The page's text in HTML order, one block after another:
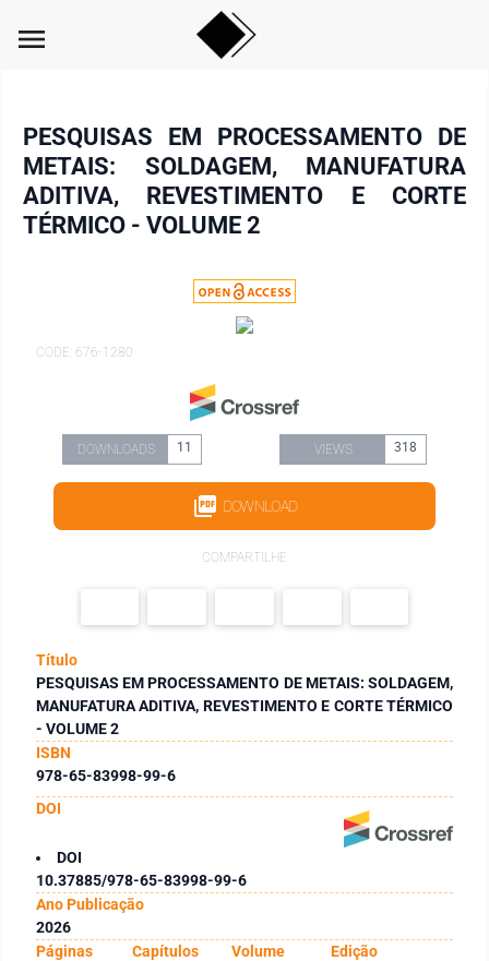
menu
PESQUISAS EM PROCESSAMENTO DE
METAIS: SOLDAGEM, MANUFATURA
ADITIVA, REVESTIMENTO E CORTE
TÉRMICO - VOLUME 2
CODE: 676-1280
DOWNLOADS 11 VIEWS 318
DOWNLOAD
COMPARTILHE
Título
PESQUISAS EM PROCESSAMENTO DE METAIS: SOLDAGEM,
MANUFATURA ADITIVA, REVESTIMENTO E CORTE TÉRMICO
- VOLUME 2
ISBN
978-65-83998-99-6
DOI
DOI
10.37885/978-65-83998-99-6
Ano Publicação
2026
Páginas
Capítulos Volume
Edição